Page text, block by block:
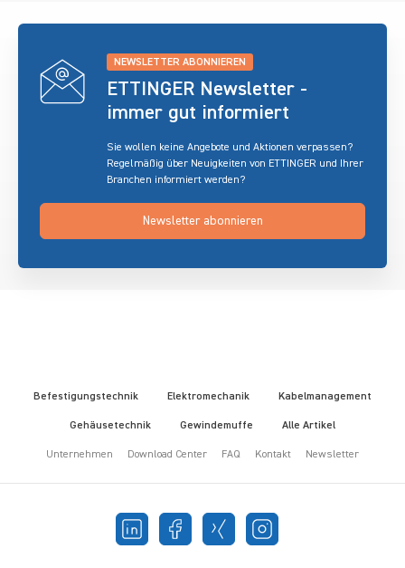
NEWSLETTER ABONNIEREN
ETTINGER Newsletter -
immer gut informiert
Sie wollen keine Angebote und Aktionen verpassen?
Regelmäßig über Neuigkeiten von ETTINGER und Ihrer
Branchen informiert werden?
Newsletter abonnieren
Befestigungstechnik Elektromechanik Kabelmanagement
Gehäusetechnik Gewindemuffe Alle Artikel
Unternehmen Download Center FAQ Kontakt Newsletter